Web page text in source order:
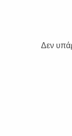
Δεν